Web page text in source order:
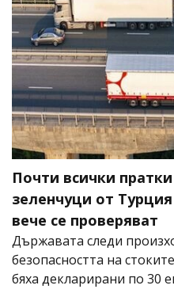
Почти всички
зеленчуци от
вече се проверяват
Държавата следи
безопасността на
бяха декларирани по 30